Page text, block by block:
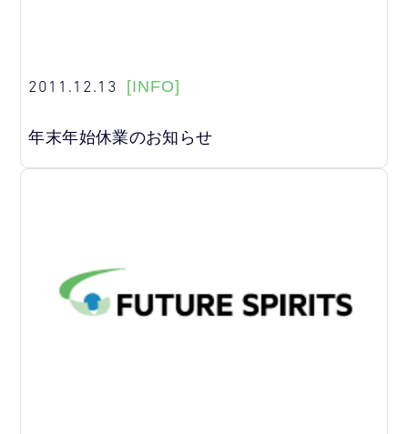
2011.12.13 [INFO]
年末年始休業のお知らせ